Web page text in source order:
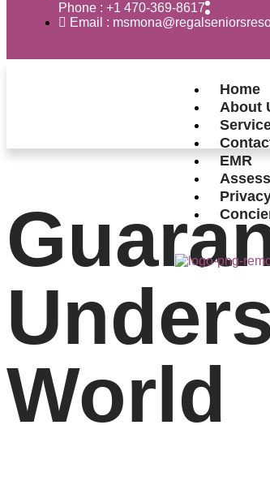
Phone : +1 470-369-8617
Email :
Home
About
EMR
World